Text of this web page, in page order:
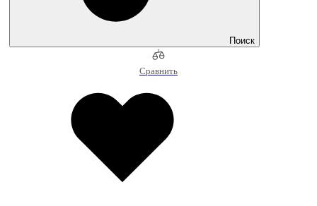
Поиск
Сравнить